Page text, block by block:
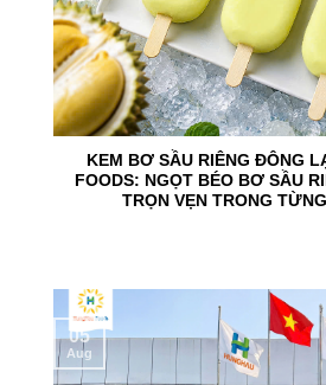
KEM BƠ SẦU RIÊNG ĐÔNG
FOODS: NGỌT BÉO BƠ SẦU
TRỌN VẸN TRONG
05
Aug